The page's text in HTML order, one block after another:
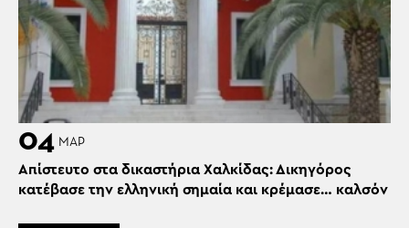
04 ΜΑΡ
Απίστευτο στα δικαστήρια Χαλκίδας: Δικηγόρος
κατέβασε την ελληνική σημαία και κρέμασε… καλσόν